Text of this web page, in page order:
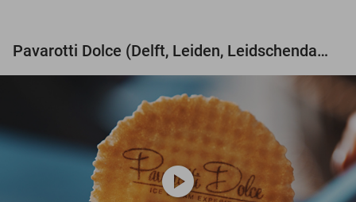
Pavarotti Dolce (Delft, Leiden, Leidschendam, Zoetermeer en Kijkduin)
play_circle